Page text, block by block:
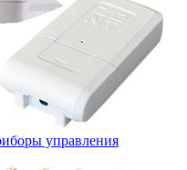
управления